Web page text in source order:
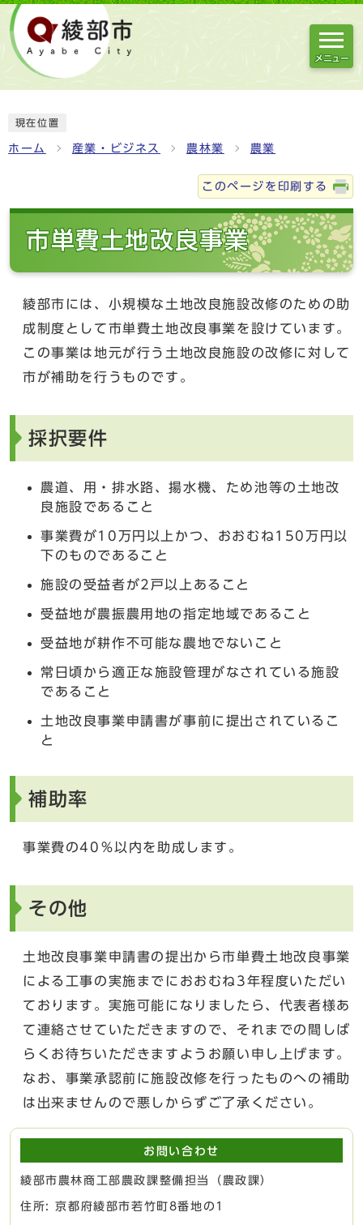
メニュー
現在位置
ホーム 産業・ビジネス 農林業 農業
このページを印刷する
市単費土地改良事業
綾部市には、小規模な土地改良施設改修のための助
成制度として市単費土地改良事業を設けています。
この事業は地元が行う土地改良施設の改修に対して
市が補助を行うものです。
採択要件
農道、用・排水路、揚水機、ため池等の土地改
良施設であること
事業費が10万円以上かつ、おおむね150万円以
下のものであること
施設の受益者が2戸以上あること
受益地が農振農用地の指定地域であること
受益地が耕作不可能な農地でないこと
常日頃から適正な施設管理がなされている施設
であること
土地改良事業申請書が事前に提出されているこ
と
補助率
事業費の40％以内を助成します。
その他
土地改良事業申請書の提出から市単費土地改良事業
による工事の実施までにおおむね3年程度いただい
ております。実施可能になりましたら、代表者様あ
て連絡させていただきますので、それまでの間しば
らくお待ちいただきますようお願い申し上げます。
なお、事業承認前に施設改修を行ったものへの補助
は出来ませんので悪しからずご了承ください。
お問い合わせ
綾部市農林商工部農政課整備担当（農政課）
住所: 京都府綾部市若竹町8番地の1